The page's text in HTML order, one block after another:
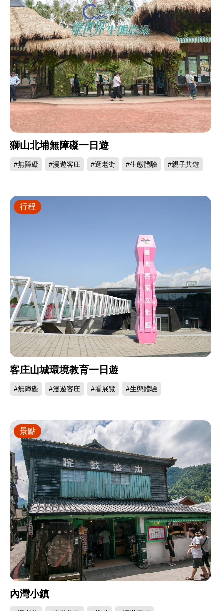
獅山北埔無障礙一日遊
#無障礙 #漫遊客庄 #逛老街 #生態體驗 #親子共遊
客庄山城環境教育一日遊
#無障礙 #漫遊客庄 #看展覽 #生態體驗
行程
內灣小鎮
景點